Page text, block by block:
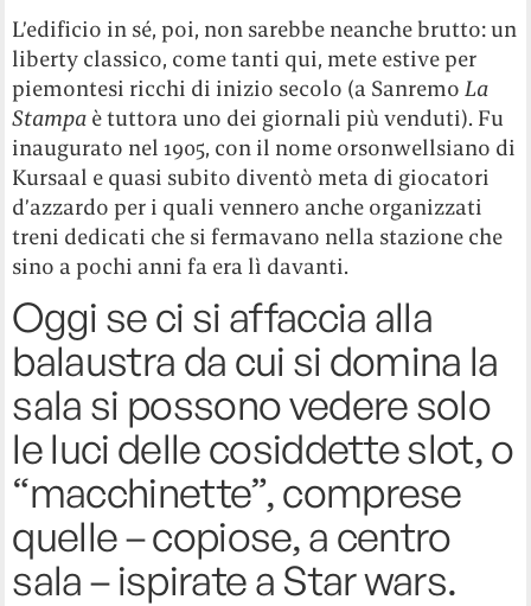
L’edificio in sé, poi, non sarebbe neanche brutto: un
liberty classico, come tanti qui, mete estive per
piemontesi ricchi di inizio secolo (a SanremoLa
Stampa è tuttora uno dei giornali più venduti). Fu
inaugurato nel 1905, con il nome orsonwellsiano di
Kursaal e quasi subito diventò meta di giocatori
d’azzardo per i quali vennero anche organizzati
treni dedicati che si fermavano nella stazione che
sino a pochi anni fa era lì davanti.
Oggi se ci si affaccia alla
balaustra da cui si domina la
sala si possono vedere solo
le luci delle cosiddette slot, o
“macchinette”, comprese
quelle – copiose, a centro
sala – ispirate a Star wars.